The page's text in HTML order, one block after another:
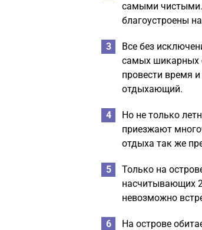
самыми чистыми.
благоустроены
Все без
самых шикарных
провести время
отдыхающий.
Но не только
приезжают
отдыха так же
Только на
насчитывающих
невозможно
На острове